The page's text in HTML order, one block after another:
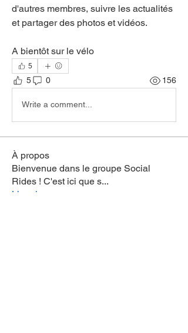
d'autres membres, suivre les actualités
et partager des photos et vidéos.
A bientôt sur le vélo
5
5 0 156
Write a comment...
À propos
Bienvenue dans le groupe Social
Rides ! C'est ici que s...
Lire plus